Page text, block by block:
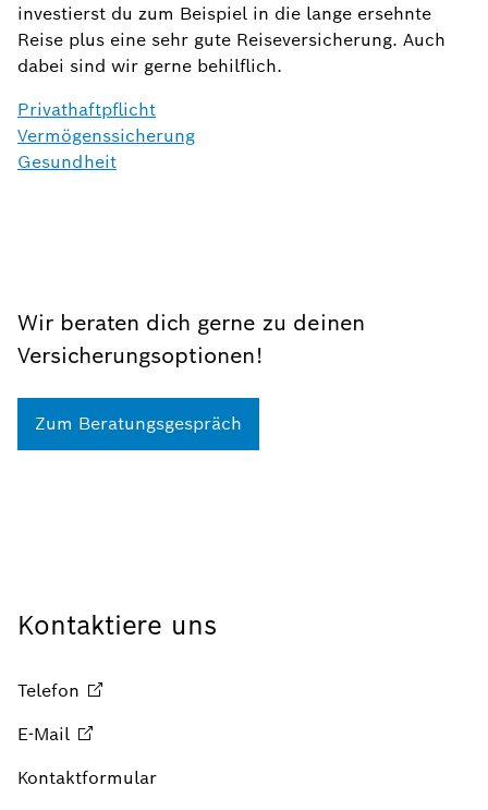
investierst du zum Beispiel in die lange ersehnte
Reise plus eine sehr gute Reiseversicherung. Auch
dabei sind wir gerne behilflich.
Privathaftpflicht
Vermögenssicherung
Gesundheit
Wir beraten dich gerne zu deinen
Versicherungsoptionen!
Zum Beratungsgespräch
Kontaktiere uns
Telefon
E-Mail
Kontaktformular